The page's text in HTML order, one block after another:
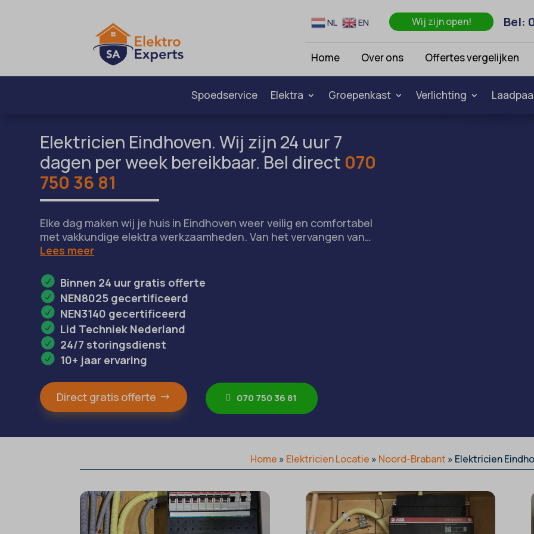
Bel:
Wij zijn open!
NL EN
Home Over ons Offertes vergelijken
Spoedservice Elektra Groepenkast Verlichting
Elektricien Eindhoven. Wij zijn 24 uur 7
dagen per week bereikbaar. Bel direct 070
750 36 81
Elke dag maken wij je huis in Eindhoven weer veilig en comfortabel
met vakkundige elektra werkzaamheden. Van het vervangen van…
Lees meer
Binnen 24 uur gratis offerte
NEN8025 gecertificeerd
NEN3140 gecertificeerd
Lid Techniek Nederland
24/7 storingsdienst
10+ jaar ervaring
Direct gratis offerte 070 750 36 81
Home » Elektricien Locatie » Noord-Brabant » Elektricien